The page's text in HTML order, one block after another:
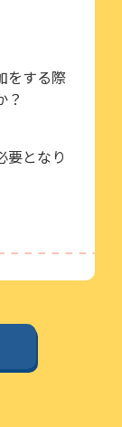
をする際
？
要となり